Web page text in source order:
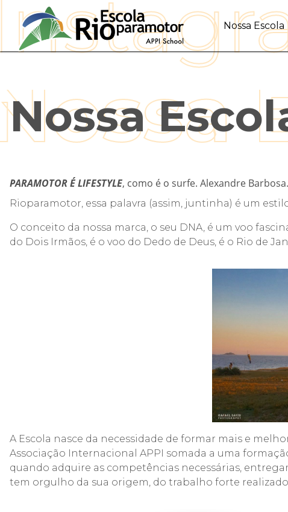
Nossa Escola
Nossa
PARAMOTOR É LIFESTYLE, como é o surfe. Alexandre Barbosa.
Rioparamotor, essa palavra (assim, juntinha) é um
O conceito da nossa marca, o seu DNA, é um voo
do Dois Irmãos, é o voo do Dedo de Deus, é o Rio de
A Escola nasce da necessidade de formar mais e
Associação Internacional APPI somada a uma
quando adquire as competências necessárias,
tem orgulho da sua origem, do trabalho forte